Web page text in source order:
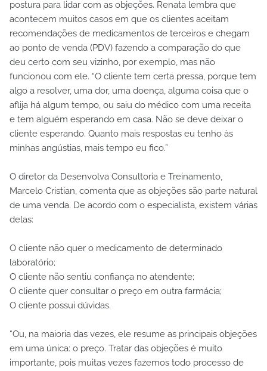
postura para lidar com as objeções. Renata lembra que
acontecem muitos casos em que os clientes aceitam
recomendações de medicamentos de terceiros e chegam
ao ponto de venda (PDV) fazendo a comparação do que
deu certo com seu vizinho, por exemplo, mas não
funcionou com ele. “O cliente tem certa pressa, porque tem
algo a resolver, uma dor, uma doença, alguma coisa que o
aflija há algum tempo, ou saiu do médico com uma receita
e tem alguém esperando em casa. Não se deve deixar o
cliente esperando. Quanto mais respostas eu tenho às
minhas angústias, mais tempo eu fico.”
O diretor da Desenvolva Consultoria e Treinamento,
Marcelo Cristian, comenta que as objeções são parte natural
de uma venda. De acordo com o especialista, existem várias
delas:
O cliente não quer o medicamento de determinado
laboratório;
O cliente não sentiu confiança no atendente;
O cliente quer consultar o preço em outra farmácia;
O cliente possui dúvidas.
“Ou, na maioria das vezes, ele resume as principais objeções
em uma única: o preço. Tratar das objeções é muito
importante, pois muitas vezes fazemos todo processo de